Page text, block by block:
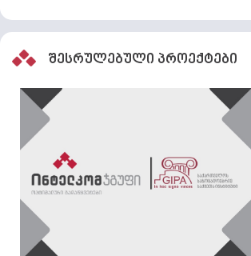
შესრულებული პროექტები